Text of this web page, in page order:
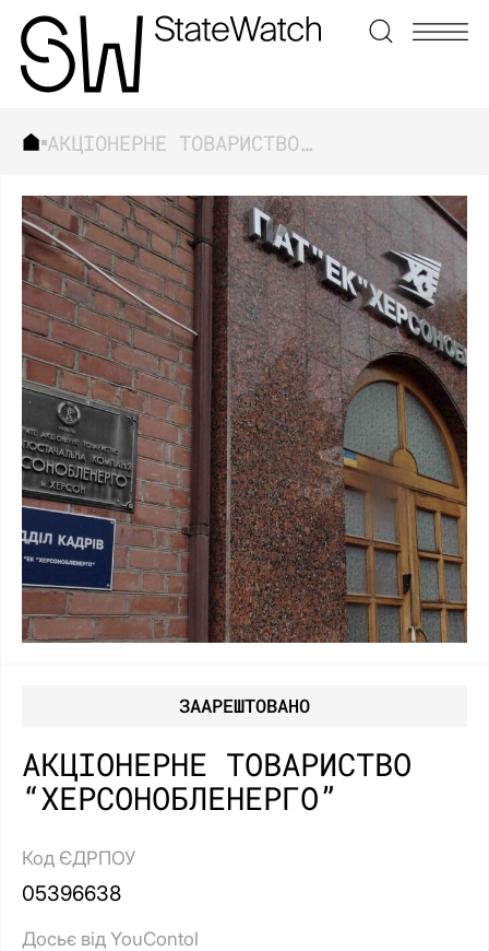
АКЦІОНЕРНЕ ТОВАРИСТВО “ХЕРСОНОБЛЕНЕРГО”
ЗААРЕШТОВАНО
АКЦІОНЕРНЕ ТОВАРИСТВО
“ХЕРСОНОБЛЕНЕРГО”
Код ЄДРПОУ
05396638
Досьє від YouContol